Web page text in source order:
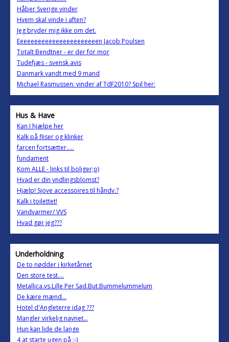
Håber Sverige vinder
Hvem skal vinde i aften?
Jeg bryder mig ikke om det.
Eeeeeeeeeeeeeeeeeeeeeeen Jacob Poulsen
Totalt Bendtner - er der for mor
Tudefjæs - svensk avis
Danmark vandt med 9 mand
Michael Rasmussen: vinder af TdF2010? Spil her:
Hus & Have
Kan I hjælpe her
Kalk på fliser og klinker
farcen fortsætter.....
fundament
Kom ALLE - links til boliger;o)
Hvad er din yndlingsblomst?
Hjælp! Sjove accessoires til håndv.?
Kalk i toilettet!
Vandvarmer/ VVS
Hvad gør jeg???
Underholdning
De to nødder i kirketårnet
Den store test....
Metallica.vs.Lille Per Sad.But.Bummelummelum
De kære mænd...
Hotel d'Angleterre idag ???
Mangler virkelig navnet...
Hun kan lide de lange
4 at starte ugen på :-)